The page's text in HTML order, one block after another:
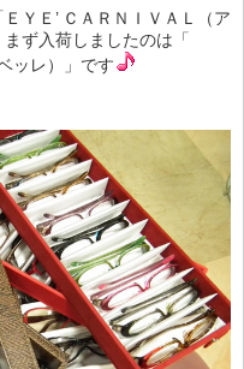
ＹＥ’ ＣＡＲＮＩＶＡＬ（ア
ず入荷しましたのは「
ッレ）」です